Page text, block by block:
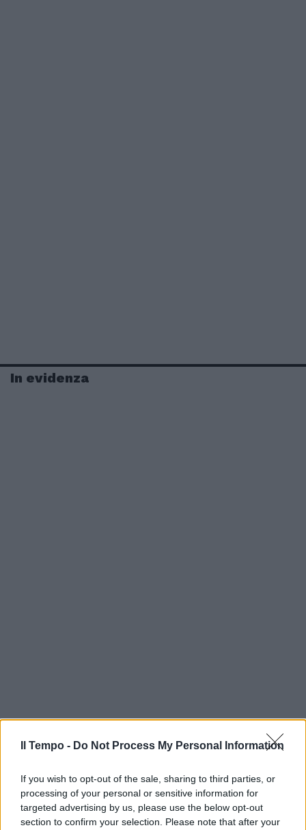
Il Tempo - Do Not Process My Personal Information
If you wish to opt-out of the sale, sharing to third parties, or
processing of your personal or sensitive information for
targeted advertising by us, please use the below opt-out
section to confirm your selection. Please note that after your
In evidenza